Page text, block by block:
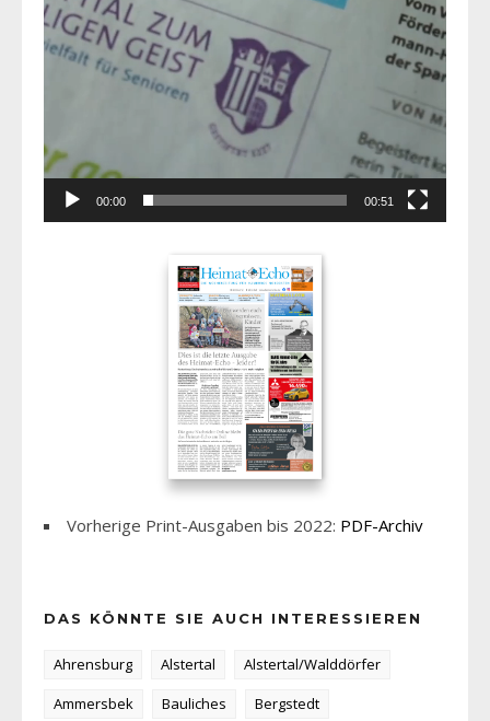
00:00 00:51
Vorherige Print-Ausgaben bis 2022: PDF-Archiv
DAS KÖNNTE SIE AUCH INTERESSIEREN
Ahrensburg Alstertal
Alstertal/Walddörfer
Ammersbek
Bauliches
Bergstedt